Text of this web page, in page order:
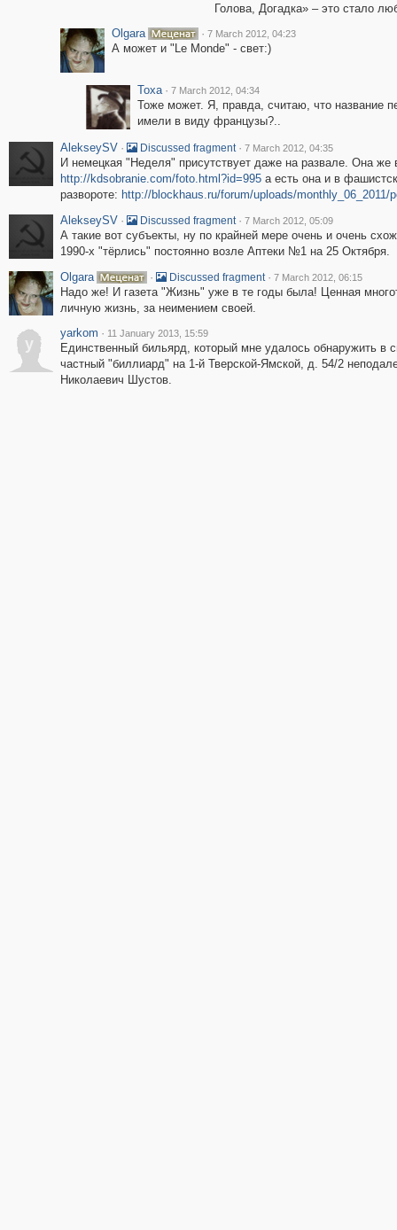
Голова, Догадка» – это стало
Olgara
· 7 March 2012, 04:23
А может и "Le Monde" - свет:)
Toxa · 7 March 2012, 04:34
Тоже может. Я, правда, считаю, что название
имели в виду французы?..
AlekseySV · Discussed fragment · 7 March 2012, 04:35
И немецкая "Неделя" присутствует даже на развале. Она же
http://kdsobranie.com/foto.html?id=995а есть она и в
развороте: http://blockhaus.ru/forum/uploads/monthly_06_2011/
AlekseySV · Discussed fragment · 7 March 2012, 05:09
А такие вот субъекты, ну по крайней мере очень и очень
1990-х "тёрлись" постоянно возле Аптеки №1 на 25 Октября.
Olgara
· Discussed fragment · 7 March 2012, 06:15
Надо же! И газета "Жизнь" уже в те годы была! Ценная
личную жизнь, за неимением своей.
y
yarkom · 11 January 2013, 15:59
Единственный бильярд, который мне удалось обнаружить в
частный "биллиард" на 1-й Тверской-Ямской, д. 54/2
Николаевич Шустов.